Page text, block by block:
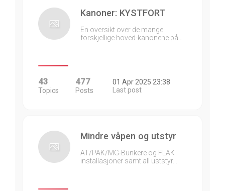
Kanoner: KYSTFORT
En oversikt over de mange
forskjellige hoved-kanonene på…
43
Topics
477
Posts
01 Apr 2025 23:38
Last post
Mindre våpen og utstyr
AT/PAK/MG-Bunkere og FLAK
installasjoner samt all uststyr…